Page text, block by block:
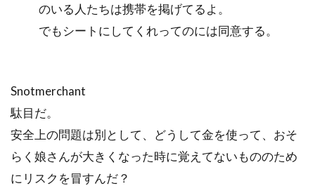
のいる人たちは携帯を掲げてるよ。
でもシートにしてくれってのには同意する。
Snotmerchant
駄目だ。
安全上の問題は別として、どうして金を使って、おそ
らく娘さんが大きくなった時に覚えてないもののため
にリスクを冒すんだ？